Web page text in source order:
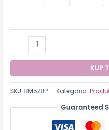
YANGZI
ręczny
odkurzacz
KUP
SKU:BM5ZUP Kategoria:
Guaranteed